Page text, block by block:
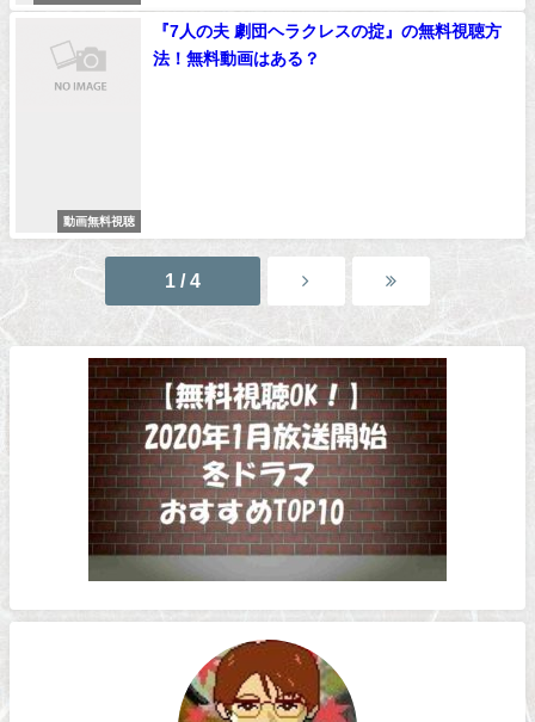
動画無料視聴
『7人の夫 劇団ヘラクレスの掟』の無料視聴方
法！無料動画はある？
1 / 4